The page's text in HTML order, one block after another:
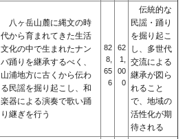
八ヶ岳山麓に縄文の時
代から育まれてきた生活
文化の中で生まれたナン
バ踊りを継承するべく、
山浦地方に古くから伝わ
る民謡を掘り起こし、和
楽器による演奏で歌い踊
り継ぎを行う
82
8,
65
6
62
1,
00
0
伝統的な
民謡・踊り
を掘り起こ
し、多世代
交流による
継承が図ら
れること
で、地域の
活性化が期
待される